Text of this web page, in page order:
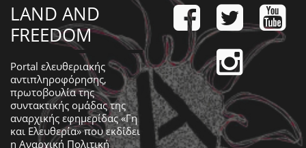
LAND AND
FREEDOM
Portal ελευθεριακής
αντιπληροφόρησης,
πρωτοβουλία της
συντακτικής ομάδας της
αναρχικής εφημερίδας «Γη
και Ελευθερία» που εκδίδει
η Αναρχική Πολιτική